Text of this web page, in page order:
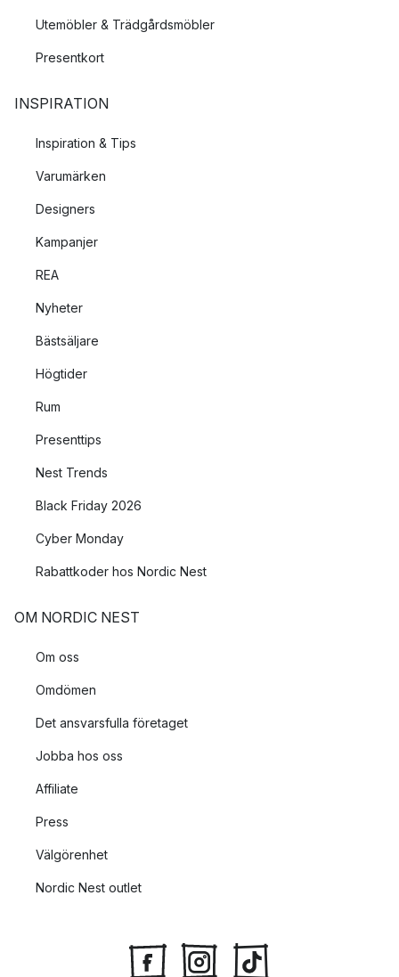
Utemöbler & Trädgårdsmöbler
Presentkort
INSPIRATION
Inspiration & Tips
Varumärken
Designers
Kampanjer
REA
Nyheter
Bästsäljare
Högtider
Rum
Presenttips
Nest Trends
Black Friday 2026
Cyber Monday
Rabattkoder hos Nordic Nest
OM NORDIC NEST
Om oss
Omdömen
Det ansvarsfulla företaget
Jobba hos oss
Affiliate
Press
Välgörenhet
Nordic Nest outlet